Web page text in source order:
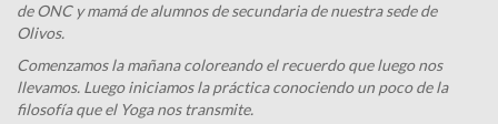
de ONC y mamá de alumnos de secundaria de nuestra sede de
Olivos.
Comenzamos la mañana coloreando el recuerdo que luego nos
llevamos. Luego iniciamos la práctica conociendo un poco de la
filosofía que el Yoga nos transmite.